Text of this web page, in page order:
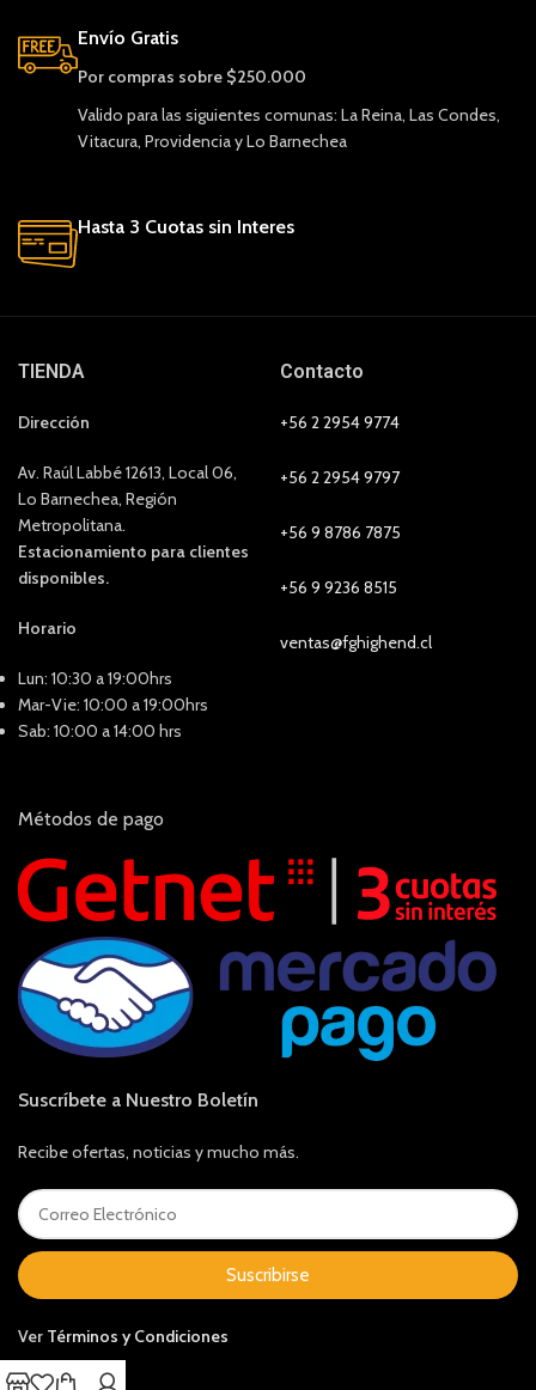
Envío Gratis
Por compras sobre $250.000
Valido para las siguientes comunas: La Reina, Las Condes,
Vitacura, Providencia y Lo Barnechea
Hasta 3 Cuotas sin Interes
TIENDA
Dirección
Av. Raúl Labbé 12613, Local 06,
Lo Barnechea, Región
Metropolitana.
Estacionamiento para clientes
disponibles.
Horario
Lun: 10:30 a 19:00hrs
Mar-Vie: 10:00 a 19:00hrs
Sab: 10:00 a 14:00 hrs
Contacto
+56 2 2954 9774
+56 2 2954 9797
+56 9 8786 7875
+56 9 9236 8515
ventas@fghighend.cl
Métodos de pago
Suscríbete a Nuestro Boletín
Recibe ofertas, noticias y mucho más.
Suscribirse
Ver Términos y Condiciones